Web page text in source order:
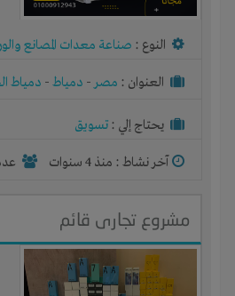
النوع : صناعة معدات المصانع
العنوان : مصر- دمياط- دمياط
يحتاج إلي : تسويق
آخر نشاط : منذ 4 سنوات عدد
مشروع تجارى قائم